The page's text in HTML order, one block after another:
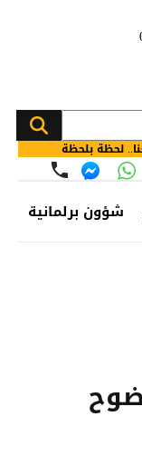
لحظة بلحظة
شؤون برلمانية